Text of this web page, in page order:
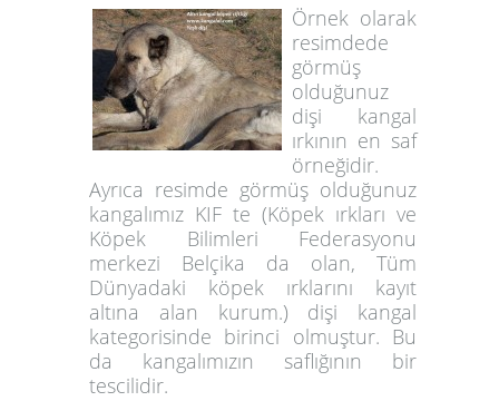
Örnek olarak
resimdede
görmüş
olduğunuz
dişi kangal
ırkının en saf
örneğidir.
Ayrıca resimde görmüş olduğunuz
kangalımız KIF te (Köpek ırkları ve
Köpek Bilimleri Federasyonu
merkezi Belçika da olan, Tüm
Dünyadaki köpek ırklarını kayıt
altına alan kurum.) dişi kangal
kategorisinde birinci olmuştur. Bu
da kangalımızın saflığının bir
tescilidir.